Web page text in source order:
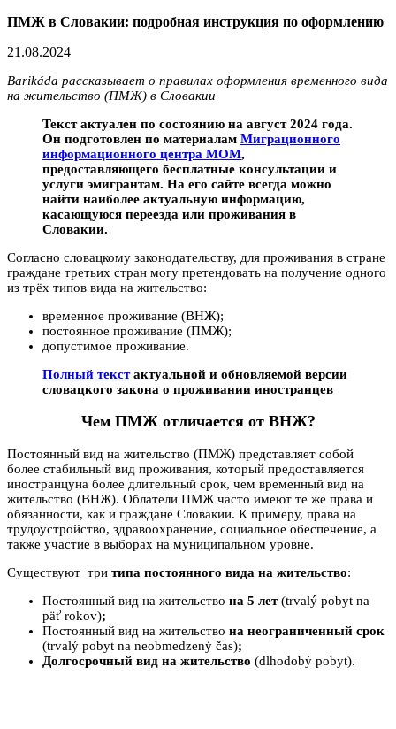
ПМЖ в Словакии: подробная инструкция по оформлению
21.08.2024
Barikáda рассказывает о правилах оформления временного вида
на жительство (ПМЖ) в Словакии
Текст актуален по состоянию на август 2024 года.
Он подготовлен по материалам Миграционного
информационного центра МОМ,
предоставляющего бесплатные консультации и
услуги эмигрантам. На его сайте всегда можно
найти наиболее актуальную информацию,
касающуюся переезда или проживания в
Словакии.
Согласно словацкому законодательству, для проживания в стране
граждане третьих стран могу претендовать на получение одного
из трёх типов вида на жительство:
временное проживание (ВНЖ);
постоянное проживание (ПМЖ);
допустимое проживание.
Полный текстактуальной и обновляемой версии
словацкого закона о проживании иностранцев
Чем ПМЖ отличается от ВНЖ?
Постоянный вид на жительство (ПМЖ) представляет собой
более стабильный вид проживания, который предоставляется
иностранцуна более длительный срок, чем временный вид на
жительство (ВНЖ). Облатели ПМЖ часто имеют те же права и
обязанности, как и граждане Словакии. К примеру, права на
трудоустройство, здравоохранение, социальное обеспечение, а
также участие в выборах на муниципальном уровне.
Существуют три типа постоянного вида на жительство:
Постоянный вид на жительство на 5 лет(trvalý pobyt na
päť rokov);
Постоянный вид на жительство на неограниченный срок
(trvalý pobyt na neobmedzený čas);
Долгосрочный вид на жительство (dlhodobý pobyt).